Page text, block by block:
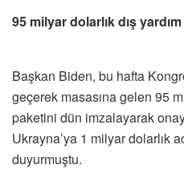
95 milyar dolarlık dış
Başkan Biden, bu hafta
geçerek masasına gelen 95
paketini dün imzalayarak
Ukrayna’ya 1 milyar dolarlık
duyurmuştu.